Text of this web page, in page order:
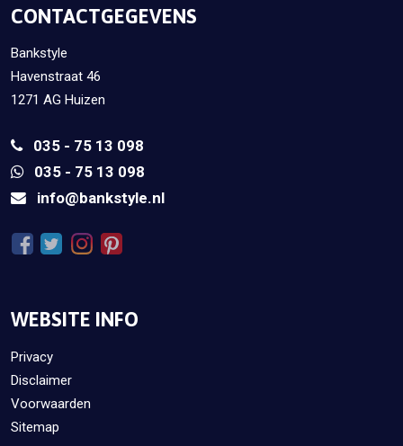
CONTACTGEGEVENS
Bankstyle
Havenstraat 46
1271 AG Huizen
035 - 75 13 098
035 - 75 13 098
info@bankstyle.nl
WEBSITE INFO
Privacy
Disclaimer
Voorwaarden
Sitemap